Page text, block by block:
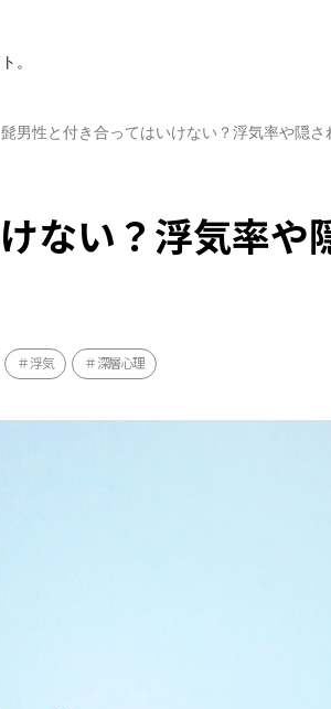
。
髭男性と付き合ってはいけない？浮気率や隠
ない？浮気率や
浮気 深層心理